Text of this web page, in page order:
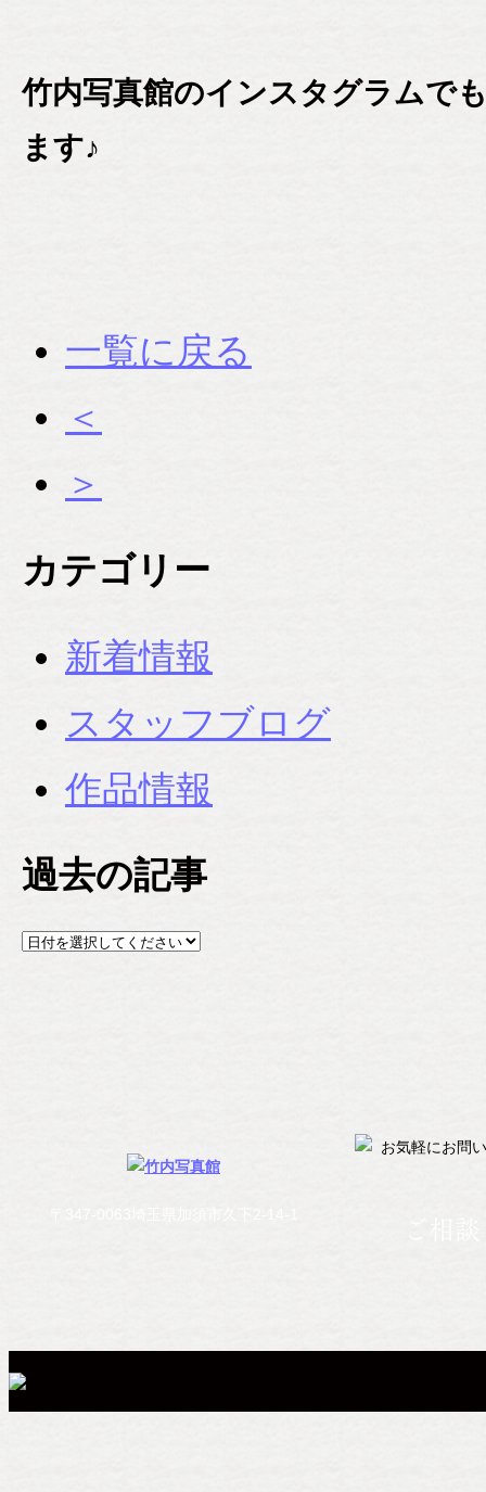
竹内写真館のインスタグラムで
ます♪
一覧に戻る
＜
＞
カテゴリー
新着情報
スタッフブログ
作品情報
過去の記事